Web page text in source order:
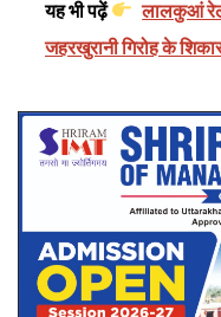
यह भी पढ़ें
लालकुआं
जहरखुरानी गिरोह के